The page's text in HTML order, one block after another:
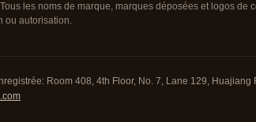
les noms de marque, marques déposées et logos de
ou autorisation.
Room 408, 4th Floor, No. 7, Lane 129,